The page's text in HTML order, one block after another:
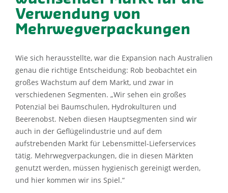
Verwendung von
Mehrwegverpackungen
Wie sich herausstellte, war die Expansion nach Australien
genau die richtige Entscheidung: Rob beobachtet ein
großes Wachstum auf dem Markt, und zwar in
verschiedenen Segmenten. „Wir sehen ein großes
Potenzial bei Baumschulen, Hydrokulturen und
Beerenobst. Neben diesen Hauptsegmenten sind wir
auch in der Geflügelindustrie und auf dem
aufstrebenden Markt für Lebensmittel-Lieferservices
tätig. Mehrwegverpackungen, die in diesen Märkten
genutzt werden, müssen hygienisch gereinigt werden,
und hier kommen wir ins Spiel.“